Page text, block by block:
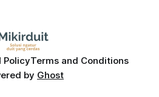
PolicyTerms and Conditions
by Ghost